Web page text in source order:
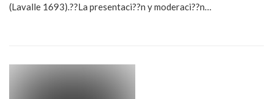
(Lavalle 1693).??La presentaci??n y moderaci??n…